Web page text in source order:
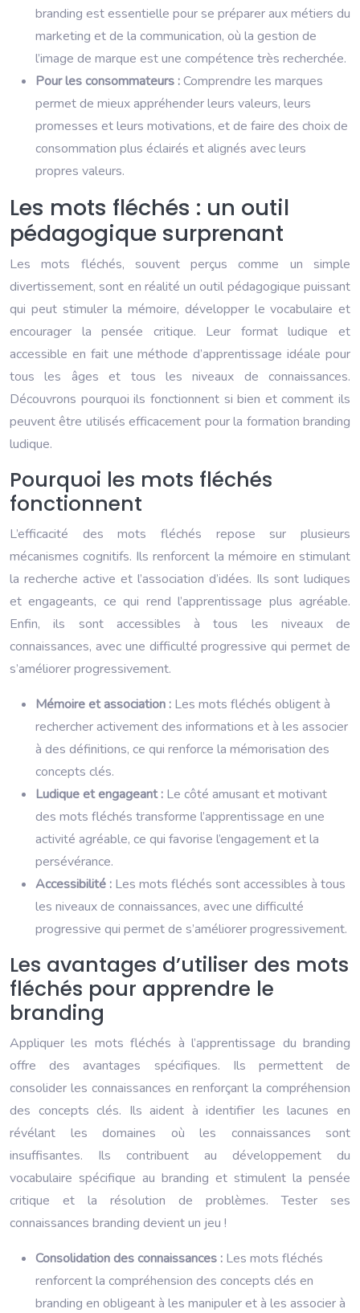
branding est essentielle pour se préparer aux métiers du
marketing et de la communication, où la gestion de
l’image de marque est une compétence très recherchée.
Pour les consommateurs :Comprendre les marques
permet de mieux appréhender leurs valeurs, leurs
promesses et leurs motivations, et de faire des choix de
consommation plus éclairés et alignés avec leurs
propres valeurs.
Les mots fléchés : un outil
pédagogique surprenant
Les mots fléchés, souvent perçus comme un simple
divertissement, sont en réalité un outil pédagogique puissant
qui peut stimuler la mémoire, développer le vocabulaire et
encourager la pensée critique. Leur format ludique et
accessible en fait une méthode d’apprentissage idéale pour
tous les âges et tous les niveaux de connaissances.
Découvrons pourquoi ils fonctionnent si bien et comment ils
peuvent être utilisés efficacement pour la formation branding
ludique.
Pourquoi les mots fléchés
fonctionnent
L’efficacité des mots fléchés repose sur plusieurs
mécanismes cognitifs. Ils renforcent la mémoire en stimulant
la recherche active et l’association d’idées. Ils sont ludiques
et engageants, ce qui rend l’apprentissage plus agréable.
Enfin, ils sont accessibles à tous les niveaux de
connaissances, avec une difficulté progressive qui permet de
s’améliorer progressivement.
Mémoire et association : Les mots fléchés obligent à
rechercher activement des informations et à les associer
à des définitions, ce qui renforce la mémorisation des
concepts clés.
Ludique et engageant : Le côté amusant et motivant
des mots fléchés transforme l’apprentissage en une
activité agréable, ce qui favorise l’engagement et la
persévérance.
Accessibilité : Les mots fléchés sont accessibles à tous
les niveaux de connaissances, avec une difficulté
progressive qui permet de s’améliorer progressivement.
Les avantages d’utiliser des mots
fléchés pour apprendre le
branding
Appliquer les mots fléchés à l’apprentissage du branding
offre des avantages spécifiques. Ils permettent de
consolider les connaissances en renforçant la compréhension
des concepts clés. Ils aident à identifier les lacunes en
révélant les domaines où les connaissances sont
insuffisantes. Ils contribuent au développement du
vocabulaire spécifique au branding et stimulent la pensée
critique et la résolution de problèmes. Tester ses
connaissances branding devient un jeu !
Consolidation des connaissances : Les mots fléchés
renforcent la compréhension des concepts clés en
branding en obligeant à les manipuler et à les associer à